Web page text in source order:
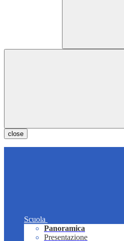
close
Scuola
Panoramica
Presentazione